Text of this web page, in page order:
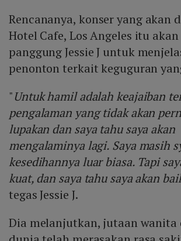
Rencananya, konser yang akan
Hotel Cafe, Los Angeles itu
panggung Jessie J untuk
penonton terkait keguguran
"Untuk hamil adalah keajaiban
pengalaman yang tidak akan
lupakan dan saya tahu saya akan
mengalaminya lagi. Saya masih
kesedihannya luar biasa. Tapi
kuat, dan saya tahu saya akan
tegas Jessie J.
Dia melanjutkan, jutaan wanita